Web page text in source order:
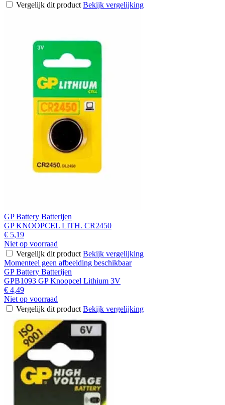
Vergelijk dit product Bekijk vergelijking
GP Battery Batterijen
GP KNOOPCEL LITH. CR2450
€ 5,19
Niet op voorraad
Vergelijk dit product Bekijk vergelijking
Momenteel geen afbeelding beschikbaar
GP Battery Batterijen
GPB1093 GP Knoopcel Lithium 3V
€ 4,49
Niet op voorraad
Vergelijk dit product Bekijk vergelijking